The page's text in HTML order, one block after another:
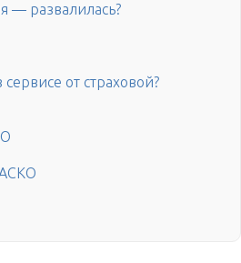
— развалилась?
от страховой?